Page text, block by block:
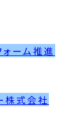
ーム推進
株式会社